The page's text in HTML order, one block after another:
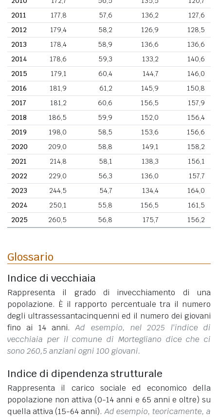
2011
177,8 57,6 136,2
127,6
2012
179,4 58,2 126,9
128,5
2013
178,4 58,9 136,6
136,6
2014
178,6 59,3 133,2
140,6
2015
179,1 60,4 144,7
146,0
2016
181,9 61,2 145,9
150,8
2017
181,2 60,6 156,5
157,9
2018
186,5 59,9 152,0
156,4
2019
198,0 58,5 153,6
156,6
2020
209,0 58,8 149,1
158,2
2021
214,8 58,1 138,3
156,1
2022
229,0 56,3 136,0
157,7
2023
244,5 54,7 134,4
164,0
2024
250,1 55,8 156,5
161,5
2025
260,5 56,8 175,7 156,2
Glossario
Indice di vecchiaia
Rappresenta il grado di invecchiamento di una
popolazione. È il rapporto percentuale tra il numero
degli ultrassessantacinquenni ed il numero dei giovani
fino ai 14 anni.Ad esempio, nel 2025 l'indice di
vecchiaia per il comune di Mortegliano dice che ci
sono 260,5 anziani ogni 100 giovani.
Indice di dipendenza strutturale
Rappresenta il carico sociale ed economico della
popolazione non attiva (0-14 anni e 65 anni e oltre) su
quella attiva (15-64 anni).Ad esempio, teoricamente, a